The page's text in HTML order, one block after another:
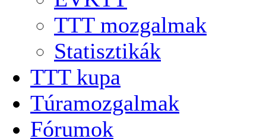
TTT mozgalmak
Statisztikák
TTT kupa
Túramozgalmak
Fórumok